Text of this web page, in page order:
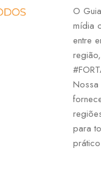
O
mídia
entre
Nossa
para